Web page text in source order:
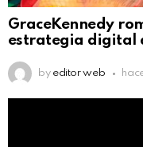
GraceKennedy
estrategia digital
by editor web